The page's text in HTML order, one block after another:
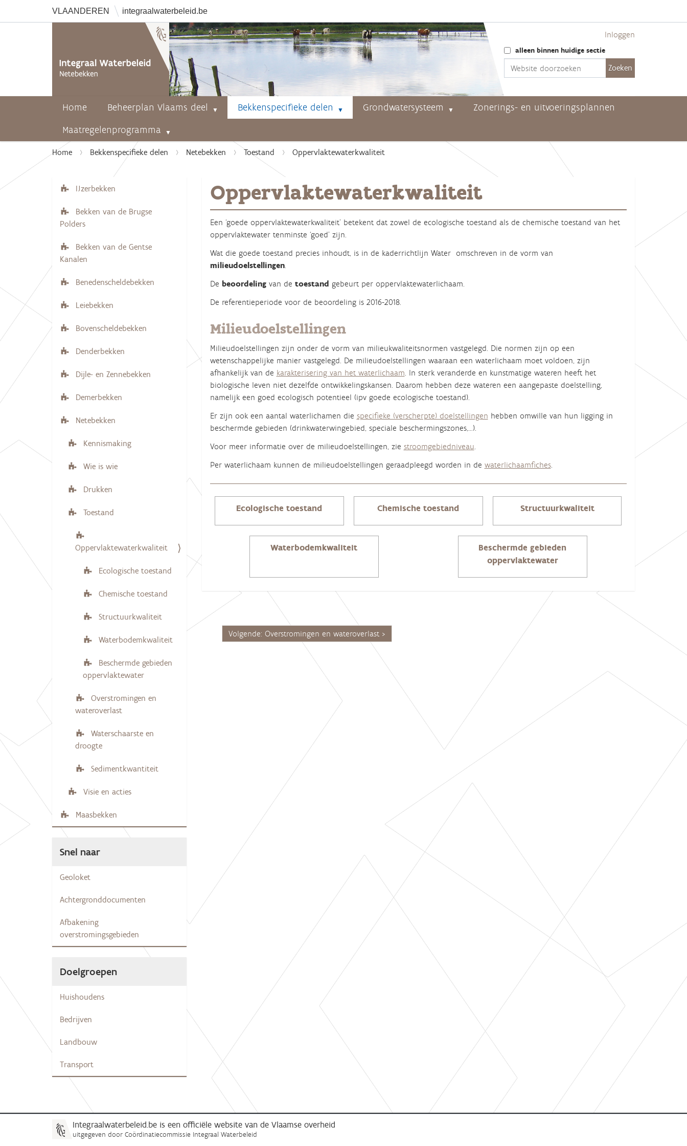
VLAANDEREN integraalwaterbeleid.be
Zoekalleen binnen huidige sectie
Inloggen
Home Beheerplan Vlaams deel Bekkenspecifieke delen Grondwatersysteem
Zonerings- en uitvoeringsplannen
Maatregelenprogramma
U
Home Bekkenspecifieke delen Netebekken Toestand Oppervlaktewaterkwaliteit
Oppervlaktewaterkwaliteit
Een ‘goede oppervlaktewaterkwaliteit’ betekent dat zowel de ecologische toestand als de chemische toestand van het
oppervlaktewater tenminste ‘goed’ zijn.
Wat die goede toestand precies inhoudt, is in de kaderrichtlijn Water omschreven in de vorm van
milieudoelstellingen.
De beoordelingvan de toestand gebeurt per oppervlaktewaterlichaam.
De referentieperiode voor de beoordeling is 2016-2018.
Milieudoelstellingen
Milieudoelstellingen zijn onder de vorm van milieukwaliteitsnormen vastgelegd. Die normen zijn op een
wetenschappelijke manier vastgelegd. De milieudoelstellingen waaraan een waterlichaam moet voldoen, zijn
afhankelijk van de karakterisering van het waterlichaam . In sterk veranderde en kunstmatige wateren heeft het
biologische leven niet dezelfde ontwikkelingskansen. Daarom hebben deze wateren een aangepaste doelstelling,
namelijk een goed ecologisch potentieel (ipv goede ecologische toestand).
Er zijn ook een aantal waterlichamen die specifieke (verscherpte) doelstellingen hebben omwille van hun ligging in
beschermde gebieden (drinkwaterwingebied, speciale beschermingszones,…).
Voor meer informatie over de milieudoelstellingen, zie stroomgebiedniveau
Per waterlichaam kunnen de milieudoelstellingen geraadpleegd worden in de waterlichaamfiches.
Ecologische toestand Chemische toestand Structuurkwaliteit
Waterbodemkwaliteit
Beschermde gebieden
oppervlaktewater
Volgende: Overstromingen en wateroverlast
N
a
v
g
t
IJzerbekken
Bekken van de Brugse
Polders
Bekken van de Gentse
Kanalen
Benedenscheldebekken
Leiebekken
Bovenscheldebekken
Denderbekken
Dijle- en Zennebekken
Demerbekken
Netebekken
Kennismaking
Wie is wie
Drukken
Toestand
Oppervlaktewaterkwaliteit
Ecologische toestand
Chemische toestand
Structuurkwaliteit
Waterbodemkwaliteit
Beschermde gebieden
oppervlaktewater
Overstromingen en
wateroverlast
Waterschaarste en
droogte
Sedimentkwantiteit
Visie en acties
Maasbekken
Snel naar
Geoloket
Achtergronddocumenten
Afbakening
overstromingsgebieden
Doelgroepen
Huishoudens
Bedrijven
Landbouw
Transport
Integraalwaterbeleid.be is een officiële website van de Vlaamse overheid
uitgegeven door Coördinatiecommissie Integraal Waterbeleid